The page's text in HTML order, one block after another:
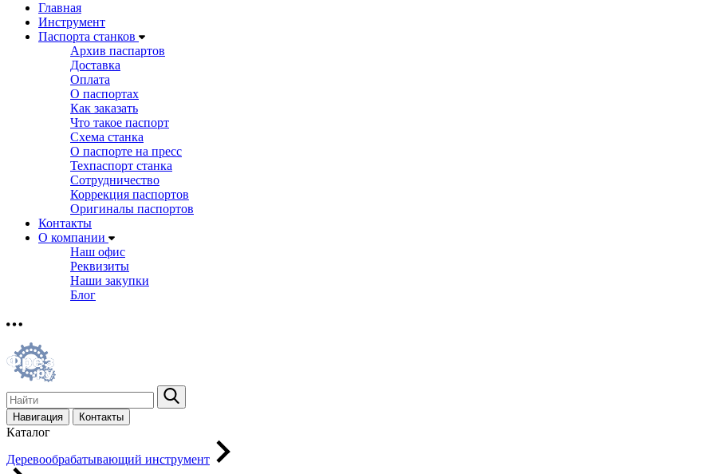
Главная
Инструмент
Паспорта станков
Архив паспартов
Доставка
Оплата
О паспортах
Как заказать
Что такое паспорт
Схема станка
О паспорте на пресс
Техпаспорт станка
Сотрудничество
Коррекция паспортов
Оригиналы паспортов
Контакты
О компании
Наш офис
Реквизиты
Наши закупки
Блог
Навигация Контакты
Каталог
Деревообрабатывающий инструмент